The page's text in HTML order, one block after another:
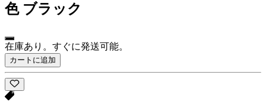
色 ブラック
在庫あり。すぐに発送可能。
カートに追加